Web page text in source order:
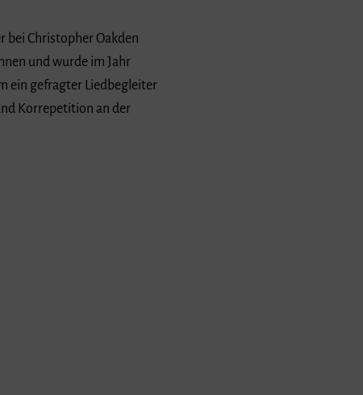
bei Christopher Oakden
und wurde im Jahr
ein gefragter Liedbegleiter
Korrepetition an der